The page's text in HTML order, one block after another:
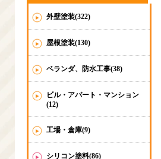
外壁塗装(322)
屋根塗装(130)
ベランダ、防水工事(38)
ビル・アパート・マンション
(12)
工場・倉庫(9)
シリコン塗料(86)